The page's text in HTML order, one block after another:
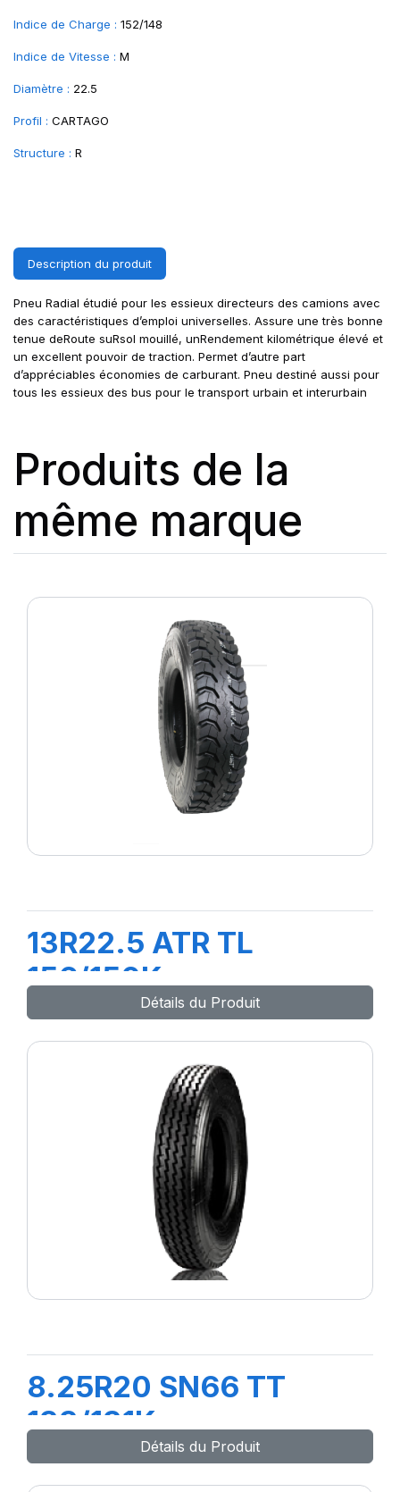
Indice de Charge : 152/148
Indice de Vitesse : M
Diamètre : 22.5
Profil : CARTAGO
Structure : R
Description du produit
Pneu Radial étudié pour les essieux directeurs des camions avec
des caractéristiques d’emploi universelles. Assure une très bonne
tenue deRoute suRsol mouillé, unRendement kilométrique élevé et
un excellent pouvoir de traction. Permet d’autre part
d’appréciables économies de carburant. Pneu destiné aussi pour
tous les essieux des bus pour le transport urbain et interurbain
Produits de la
même marque
13R22.5 ATR TL
156/150K
Détails du Produit
8.25R20 SN66 TT
133/131K
Détails du Produit